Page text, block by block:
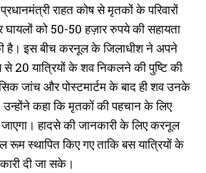
राहत कोष से मृतकों के परिवारों
को 50-50 हज़ार रुपये की सहायता
है। इस बीच करनूल के जिलाधीश ने अपने
20 यात्रियों के शव निकलने की पुष्टि की
जांच और पोस्टमार्टम के बाद ही शव उनके
उन्होंने कहा कि मृतकाें की पहचान के लिए
जाएगा। हादसे की जानकारी के लिए करनूल
रूम स्थापित किए गए ताकि बस यात्रियाें के
दी जा सके।